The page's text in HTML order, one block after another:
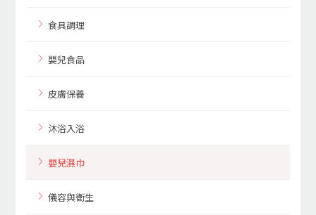
食具調理
嬰兒食品
皮膚保養
沐浴入浴
嬰兒濕巾
儀容與衛生